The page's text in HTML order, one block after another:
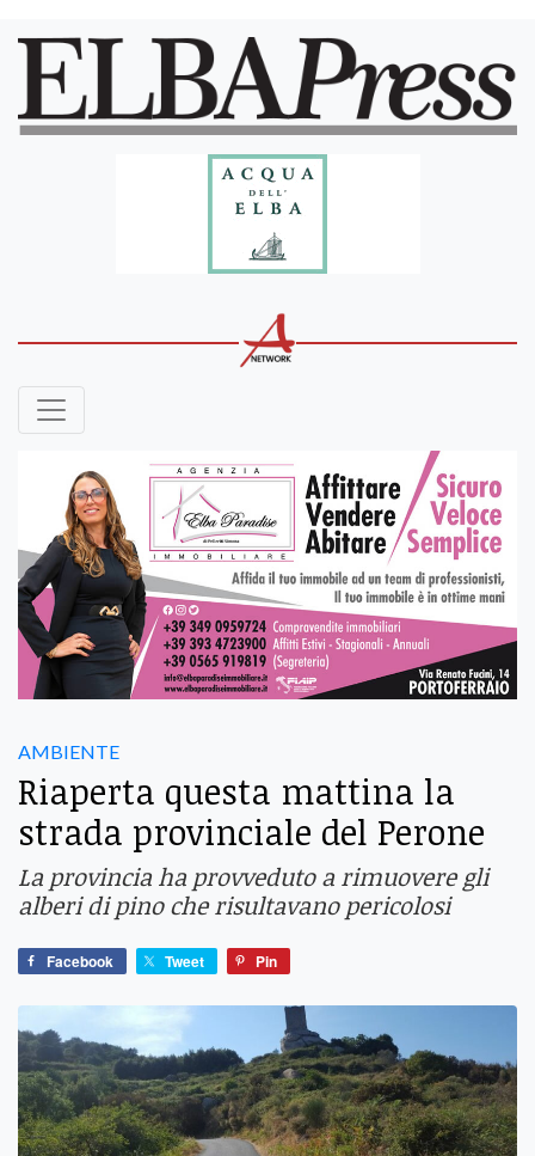
AMBIENTE
Riaperta questa mattina la
strada provinciale del Perone
La provincia ha provveduto a rimuovere gli
alberi di pino che risultavano pericolosi
Facebook Tweet Pin